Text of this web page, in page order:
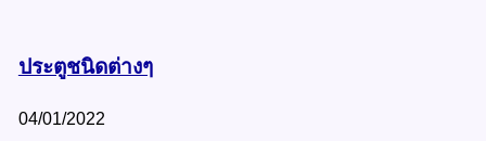
ประตูชนิดต่างๆ
04/01/2022